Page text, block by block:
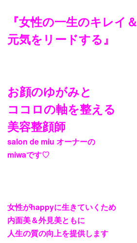
『女性の一生のキレイ＆
元気をリードする』
お顔のゆがみと
ココロの軸を整える
美容整顔師
salon de miu オーナーの
miwaです♡
女性がhappyに生きていくため
内面美＆外見美ともに
人生の質の向上を提供します